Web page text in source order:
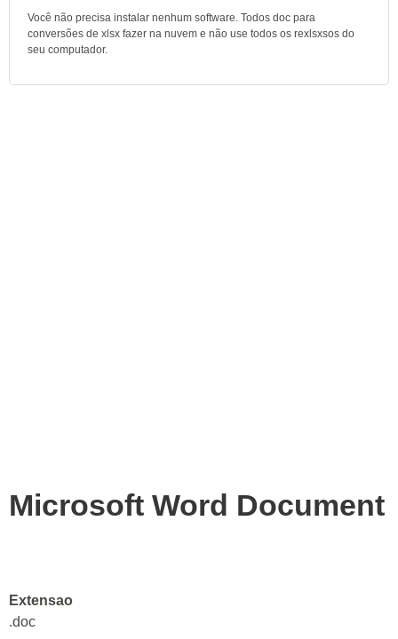
Você não precisa instalar nenhum software. Todos doc para
conversões de xlsx fazer na nuvem e não use todos os rexlsxsos do
seu computador.
Microsoft Word Document
Extensao
.doc